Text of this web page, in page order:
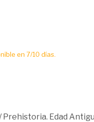
en 7/10 días.
Prehistoria. Edad